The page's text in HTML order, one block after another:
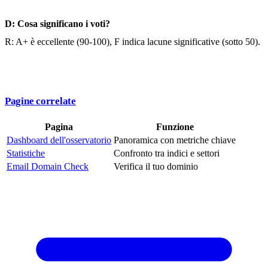
D: Cosa significano i voti?
R: A+ è eccellente (90-100), F indica lacune significative (sotto 50).
Pagine correlate
Pagina
Funzione
Dashboard dell'osservatorio Panoramica con metriche chiave
Statistiche
Confronto tra indici e settori
Email Domain Check
Verifica il tuo dominio